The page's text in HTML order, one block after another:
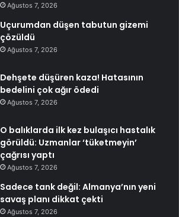
Ağustos 7, 2026
Uçurumdan düşen tabutun gizemi
çözüldü
Ağustos 7, 2026
Dehşete düşüren kaza! Hatasının
bedelini çok ağır ödedi
Ağustos 7, 2026
O balıklarda ilk kez bulaşıcı hastalık
görüldü: Uzmanlar ‘tüketmeyin’
çağrısı yaptı
Ağustos 7, 2026
Sadece tank değil: Almanya’nın yeni
savaş planı dikkat çekti
Ağustos 7, 2026